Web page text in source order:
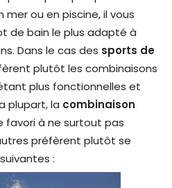
ou en piscine, il vous
de bain le plus adapté à
Dans le cas des sports de
plutôt les combinaisons
plus fonctionnelles et
plupart, la combinaison
favori à ne surtout pas
préfèrent plutôt se
: